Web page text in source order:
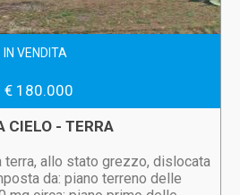
IN VENDITA
€ 180.000
CIELO - TERRA
terra, allo stato grezzo, dislocata
da: piano terreno delle